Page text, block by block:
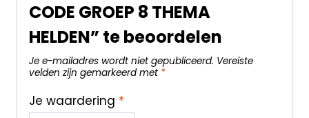
CODE GROEP 8 THEMA
HELDEN” te beoordelen
Je e-mailadres wordt niet gepubliceerd. Vereiste
velden zijn gemarkeerd met *
Je waardering *